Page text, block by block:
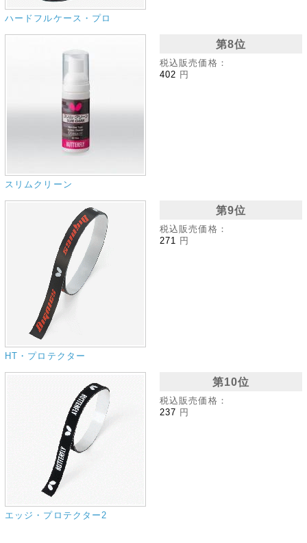
ハードフルケース・プロ
第8位
税込販売価格：
402 円
スリムクリーン
第9位
税込販売価格：
271 円
HT・プロテクター
第10位
税込販売価格：
237 円
エッジ・プロテクター2